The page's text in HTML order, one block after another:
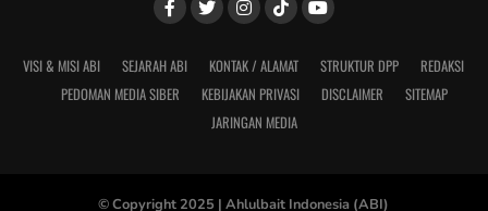
VISI & MISI ABI SEJARAH ABI KONTAK / ALAMAT STRUKTUR DPP
REDAKSI
PEDOMAN MEDIA SIBER
KEBIJAKAN PRIVASI DISCLAIMER
SITEMAP
JARINGAN MEDIA
© Copyright 2025 | Ahlulbait Indonesia (ABI)